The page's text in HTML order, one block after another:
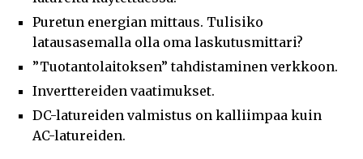
Puretun energian mittaus. Tulisiko
latausasemalla olla oma laskutusmittari?
”Tuotantolaitoksen” tahdistaminen verkkoon.
Inverttereiden vaatimukset.
DC-latureiden valmistus on kalliimpaa kuin
AC-latureiden.